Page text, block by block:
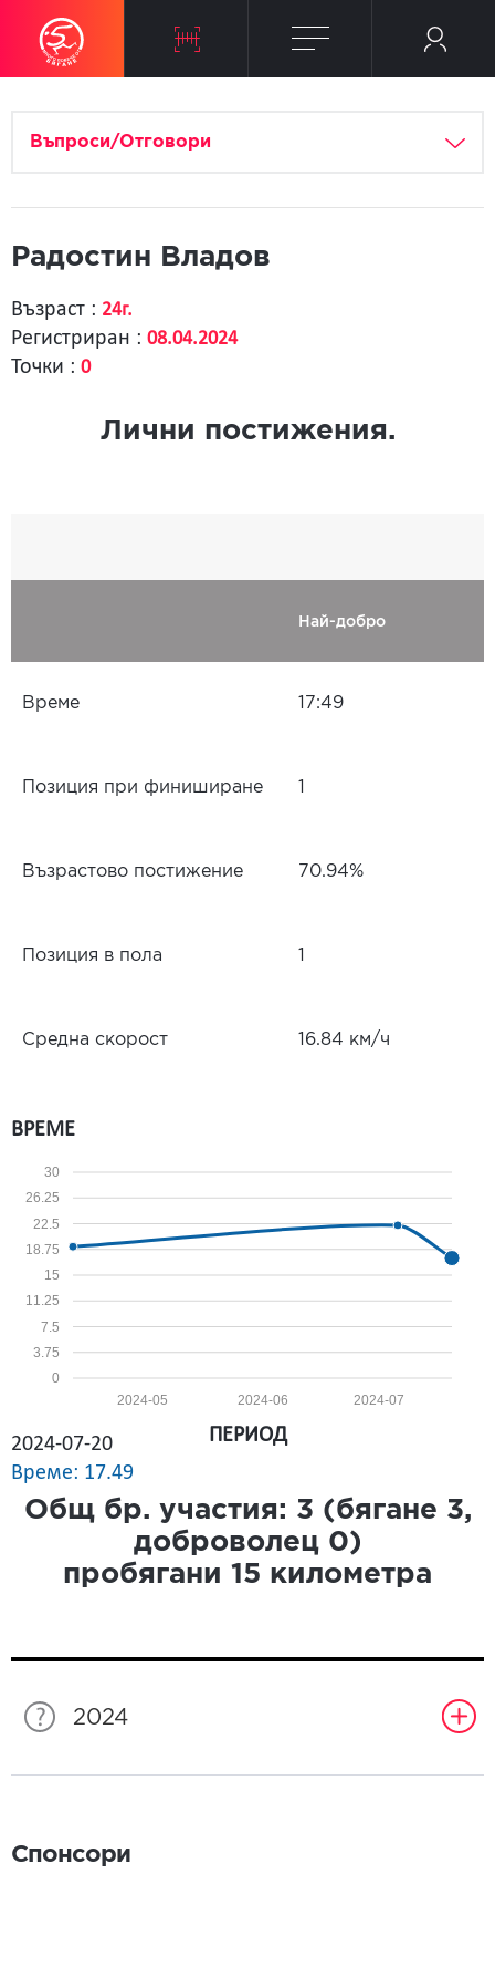
Въпроси/Отговори
Радостин Владов
Възраст : 24г.
Регистриран : 08.04.2024
Точки : 0
Лични постижения.
Най-добро
Време 17:49
Позиция при финиширане
Възрастово постижение 70.94%
Позиция в пола
Средна скорост 16.84 км/ч
ВРЕМЕ
0
3.75
7.5
11.25
15
18.75
22.5
26.25
30
2024-07
2024-06
2024-05
2024-07-20
Време: 17.49
ПЕРИОД
Общ бр. участия: 3 (бягане 3,
доброволец 0)
пробягани 15 километра
2024
Спонсори